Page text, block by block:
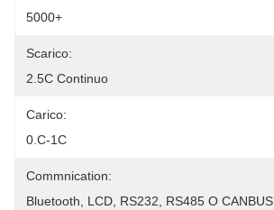
5000+
Scarico:
2.5C Continuo
Carico:
0.C-1C
Commnication:
Bluetooth, LCD, RS232, RS485 O CANBUS